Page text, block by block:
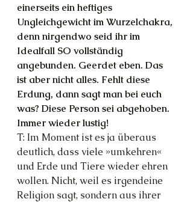
einerseits ein heftiges
Ungleichgewicht im Wurzelchakra,
denn nirgendwo seid ihr im
Idealfall SO vollständig
angebunden. Geerdet eben. Das
ist aber nicht alles. Fehlt diese
Erdung, dann sagt man bei euch
was? Diese Person sei abgehoben.
Immer wieder lustig!
T: Im Moment ist es ja überaus
deutlich, dass viele »umkehren«
und Erde und Tiere wieder ehren
wollen. Nicht, weil es irgendeine
Religion sagt, sondern aus ihrer